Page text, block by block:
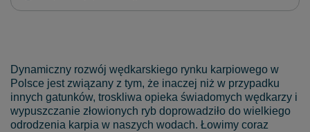
Dynamiczny rozwój wędkarskiego rynku karpiowego w
Polsce jest związany z tym, że inaczej niż w przypadku
innych gatunków, troskliwa opieka świadomych wędkarzy i
wypuszczanie złowionych ryb doprowadziło do wielkiego
odrodzenia karpia w naszych wodach. Łowimy coraz